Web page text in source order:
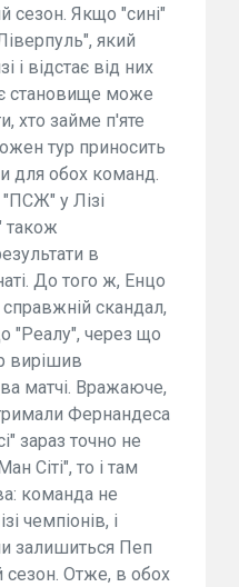
сезон. Якщо "сині"
який
і відстає від них
становище може
хто займе п'яте
тур приносить
для обох команд.
"ПСЖ" у Лізі
також
в
До того ж, Енцо
скандал,
"Реалу", через що
вирішив
матчі. Вражаюче,
Фернандеса
зараз точно не
Сіті", то і там
команда не
чемпіонів, і
залишиться Пеп
сезон. Отже, в обох